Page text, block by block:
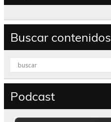
Buscar contenidos
Podcast